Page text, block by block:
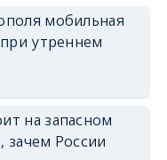
мобильная
утреннем
на запасном
России